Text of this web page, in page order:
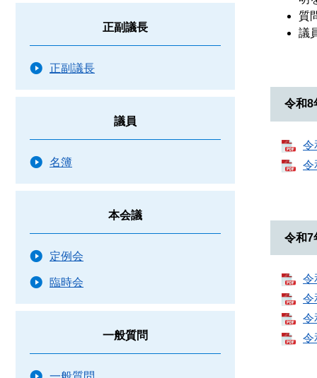
質
議
令和8
令
令
令和7
令
令
令
令
正副議長
正副議長
議員
名簿
本会議
定例会
臨時会
一般質問